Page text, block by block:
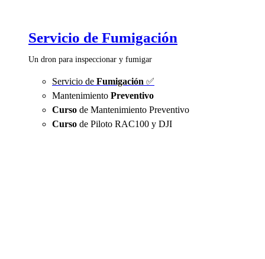
Servicio de Fumigación
Un dron para inspeccionar y fumigar
Servicio de Fumigación ✅
Mantenimiento Preventivo
Curso de Mantenimiento Preventivo
Curso de Piloto RAC100 y DJI